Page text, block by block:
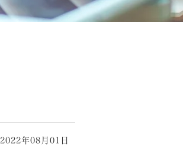
2022年08月01日